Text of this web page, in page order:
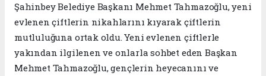
Şahinbey Belediye Başkanı Mehmet Tahmazoğlu, yeni
evlenen çiftlerin nikahlarını kıyarak çiftlerin
mutluluğuna ortak oldu. Yeni evlenen çiftlerle
yakından ilgilenen ve onlarla sohbet eden Başkan
Mehmet Tahmazoğlu, gençlerin heyecanını ve